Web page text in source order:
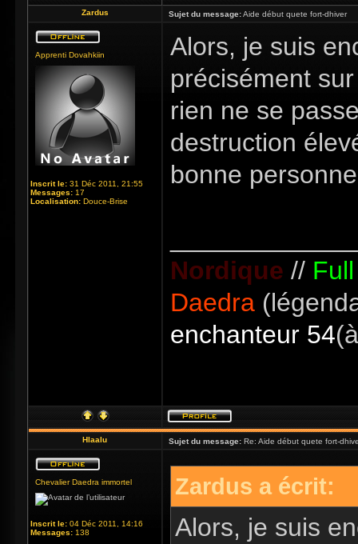
Zardus Sujet du message:Aide début quete fort-dhiver
Apprenti Dovahkiin
Inscrit le: 31 Déc 2011, 21:55
Messages: 17
Localisation: Douce-Brise
Alors, je suis
précisément
rien ne se
destruction
bonne
Nordique //
Daedra
enchanteur 54
Hlaalu Sujet du message: Re: Aide début quete fort-
Chevalier Daedra immortel
Inscrit le: 04 Déc 2011, 14:16
Messages: 138
Zardus a écrit:
Alors, je suis